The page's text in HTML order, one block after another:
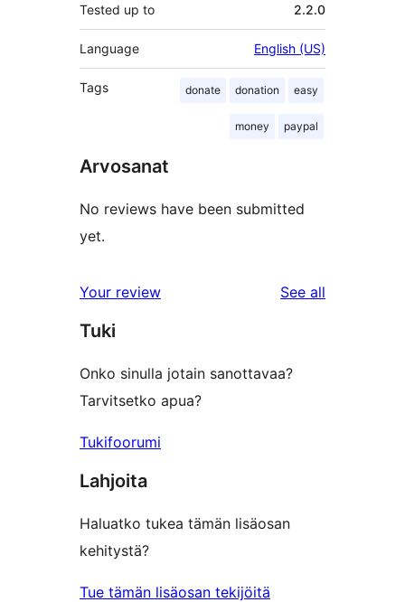
Tested up to 2.2.0
Language English (US)
Tags donate donation easy
money paypal
Arvosanat
No reviews have been submitted
yet.
Your review See all
Tuki
Onko sinulla jotain sanottavaa?
Tarvitsetko apua?
Tukifoorumi
Lahjoita
Haluatko tukea tämän lisäosan
kehitystä?
Tue tämän lisäosan tekijöitä